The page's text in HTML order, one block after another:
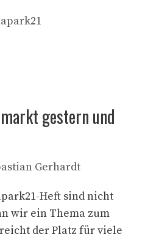
gestern und
Gerhardt
Heft sind nicht
wir ein Thema zum
der Platz für viele